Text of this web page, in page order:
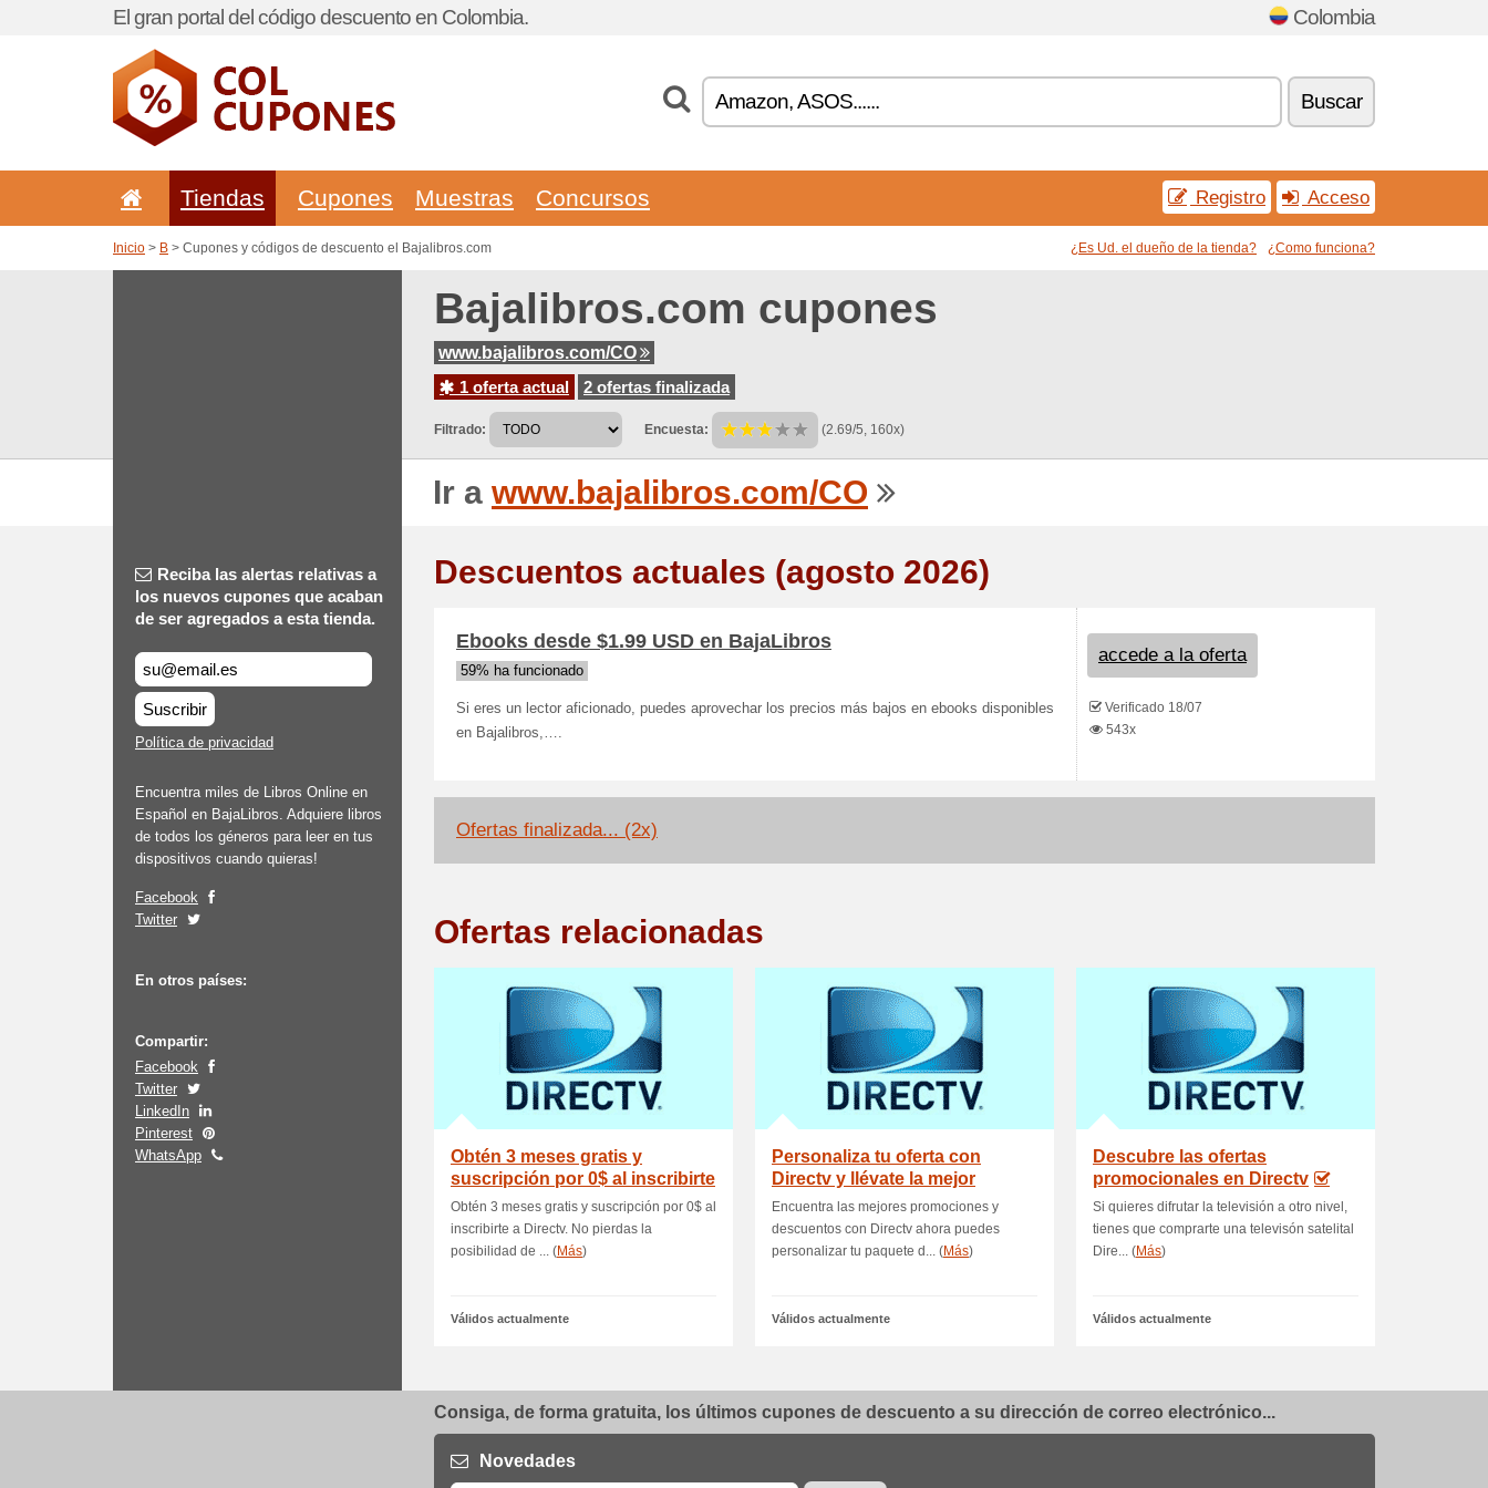
El gran portal del código descuento en Colombia. Colombia
Buscar
Tiendas Cupones Muestras Concursos Registro Acceso
Inicio > B > Cupones y códigos de descuento el Bajalibros.com ¿Es Ud. el dueño de la tienda? ¿Como funciona?
Bajalibros.com cupones
www.bajalibros.com/CO
1 oferta actual
2 ofertas finalizada
Filtrado: Encuesta: (2.69/5, 160x)
Ir a www.bajalibros.com/CO
Reciba las alertas relativas a
los nuevos cupones que acaban
de ser agregados a esta tienda.
Suscribir
Política de privacidad
Encuentra miles de Libros Online en
Español en BajaLibros. Adquiere libros
de todos los géneros para leer en tus
dispositivos cuando quieras!
Facebook
Twitter
En otros países:
Compartir:
Facebook
Twitter
LinkedIn
Pinterest
WhatsApp
Descuentos actuales (agosto 2026)
Ebooks desde $1.99 USD en BajaLibros
59% ha funcionado
Si eres un lector aficionado, puedes aprovechar los precios más bajos en ebooks disponibles
en Bajalibros,….
accede a la oferta
Verificado 18/07
543x
Ofertas finalizada... (2x)
Ofertas relacionadas
Obtén 3 meses gratis y
suscripción por 0$ al inscribirte
a Directv
Obtén 3 meses gratis y suscripción por 0$ al
inscribirte a Directv. No pierdas la
posibilidad de ... (Más)
Válidos actualmente
Personaliza tu oferta con
Directv y llévate la mejor
oferta
Encuentra las mejores promociones y
descuentos con Directv ahora puedes
personalizar tu paquete d... (Más)
Válidos actualmente
Descubre las ofertas
promocionales en Directv
Si quieres difrutar la televisión a otro nivel,
tienes que comprarte una televisón satelital
Dire... (Más)
Válidos actualmente
Consiga, de forma gratuita, los últimos cupones de descuento a su dirección de correo electrónico...
Novedades